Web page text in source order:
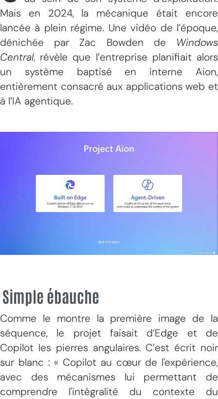
Mais en 2024, la mécanique était encore
lancée à plein régime. Une vidéo de l’époque,
dénichée par Zac Bowden de Windows
Central, révèle que l’entreprise planifiait alors
un système baptisé en interne Aion,
entièrement consacré aux applications web et
à l’IA agentique.
Simple ébauche
Comme le montre la première image de la
séquence, le projet faisait d’Edge et de
Copilot les pierres angulaires. C’est écrit noir
sur blanc : « Copilot au cœur de l'expérience,
avec des mécanismes lui permettant de
comprendre l'intégralité du contexte du